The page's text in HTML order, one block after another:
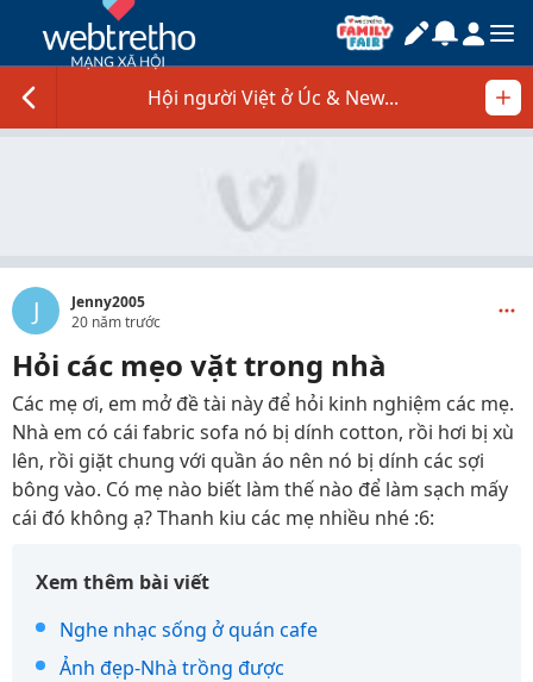
Hội người Việt ở Úc & New...
J
Jenny2005
20 năm trước
Hỏi các mẹo vặt trong nhà
Các mẹ ơi, em mở đề tài này để hỏi kinh nghiệm các mẹ.
Nhà em có cái fabric sofa nó bị dính cotton, rồi hơi bị xù
lên, rồi giặt chung với quần áo nên nó bị dính các sợi
bông vào. Có mẹ nào biết làm thế nào để làm sạch mấy
cái đó không ạ? Thanh kiu các mẹ nhiều nhé :6:
Xem thêm bài viết
Nghe nhạc sống ở quán cafe
Ảnh đẹp-Nhà trồng được